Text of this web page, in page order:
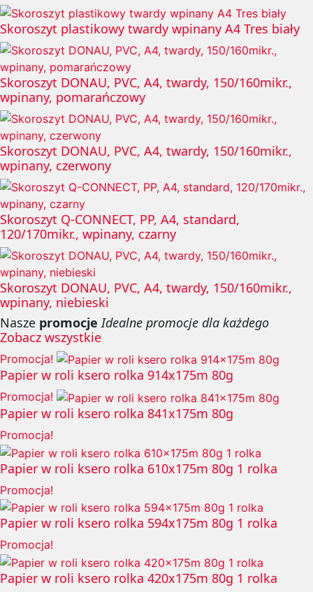
Skoroszyt plastikowy twardy wpinany A4 Tres biały
Skoroszyt DONAU, PVC, A4, twardy, 150/160mikr.,
wpinany, pomarańczowy
Skoroszyt DONAU, PVC, A4, twardy, 150/160mikr.,
wpinany, czerwony
Skoroszyt Q-CONNECT, PP, A4, standard,
120/170mikr., wpinany, czarny
Skoroszyt DONAU, PVC, A4, twardy, 150/160mikr.,
wpinany, niebieski
Nasze promocje Idealne promocje dla każdego
Zobacz wszystkie
Promocja!
Papier w roli ksero rolka 914x175m 80g
Promocja!
Papier w roli ksero rolka 841x175m 80g
Promocja!
Papier w roli ksero rolka 610x175m 80g 1 rolka
Promocja!
Papier w roli ksero rolka 594x175m 80g 1 rolka
Promocja!
Papier w roli ksero rolka 420x175m 80g 1 rolka